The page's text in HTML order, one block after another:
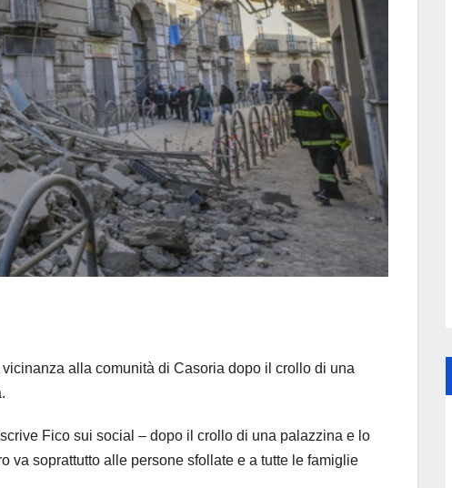
alla comunità di Casoria dopo il crollo di una
Fico sui social – dopo il crollo di una palazzina e lo
va soprattutto alle persone sfollate e a tutte le famiglie